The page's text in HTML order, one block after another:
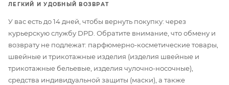
ЛЕГКИЙ И УДОБНЫЙ ВОЗВРАТ
У вас есть до 14 дней, чтобы вернуть покупку: через
курьерскую службу DPD. Обратите внимание, что обмену и
возврату не подлежат: парфюмерно-косметические товары,
швейные и трикотажные изделия (изделия швейные и
трикотажные бельевые, изделия чулочно-носочные),
средства индивидуальной защиты (маски), а также